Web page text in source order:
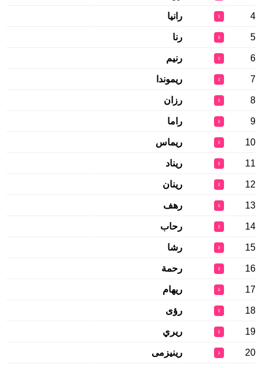
4
♀ رانيا
5
♀ رنا
6
♀ رنيم
7
♀ ريموندا
8
♀ رزان
9
♀ راما
10
♀ ريماس
11
♀ ريناد
12
♀ رينان
13
♀ رهف
14
♀ رحاب
15
♀ رشا
16
♀ رحمة
17
♀ ريهام
18
♀ رؤى
19
♀ ريري
20
♀ رينيزمى